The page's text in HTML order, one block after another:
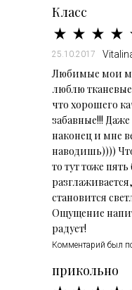
Класс
25.10.2017
Любимые мои
люблю
что хорошего
забавные!!!
наконец и мне
наводишь))))
то тут тоже
становится
Ощущение
радует!
Комментарий был
прикольно